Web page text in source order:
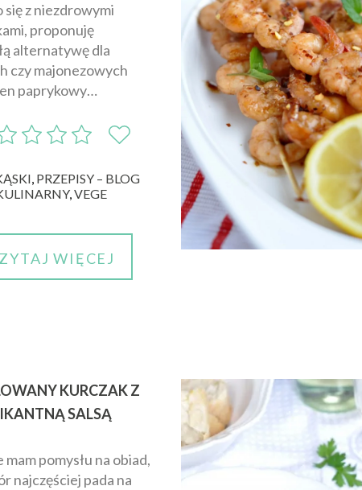
się z niezdrowymi
proponuję
alternatywę dla
czy majonezowych
paprykowy…
, PRZEPISY – BLOG
,VEGE
WIĘCEJ
KURCZAK Z
SALSĄ
mam pomysłu na obiad,
najczęściej pada na